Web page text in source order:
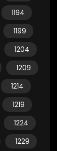
1194
1199
1204
1209
1214
1219
1224
1229